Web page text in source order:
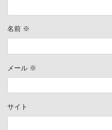
名前 ※
メール ※
サイト